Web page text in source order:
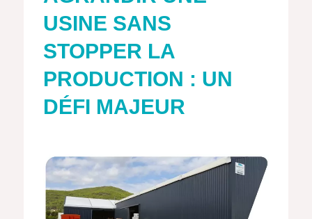
USINE SANS
STOPPER LA
PRODUCTION : UN
DÉFI MAJEUR